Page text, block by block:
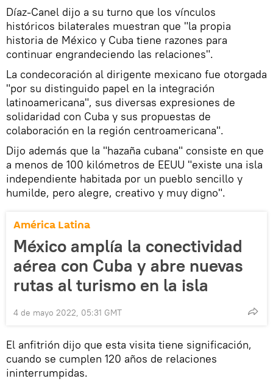
Díaz-Canel dijo a su turno que los vínculos
históricos bilaterales muestran que "la propia
historia de México y Cuba tiene razones para
continuar engrandeciendo las relaciones".
La condecoración al dirigente mexicano fue otorgada
"por su distinguido papel en la integración
latinoamericana", sus diversas expresiones de
solidaridad con Cuba y sus propuestas de
colaboración en la región centroamericana".
Dijo además que la "hazaña cubana" consiste en que
a menos de 100 kilómetros de EEUU "existe una isla
independiente habitada por un pueblo sencillo y
humilde, pero alegre, creativo y muy digno".
América Latina
México amplía la conectividad
aérea con Cuba y abre nuevas
rutas al turismo en la isla
4 de mayo 2022, 05:31 GMT
El anfitrión dijo que esta visita tiene significación,
cuando se cumplen 120 años de relaciones
ininterrumpidas.